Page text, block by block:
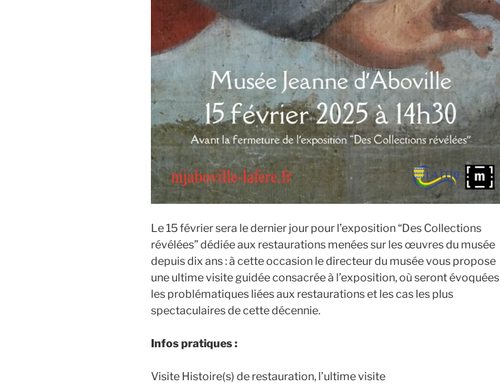
Le 15 février sera le dernier jour pour l’exposition “Des Collections
révélées” dédiée aux restaurations menées sur les œuvres du musée
depuis dix ans : à cette occasion le directeur du musée vous propose
une ultime visite guidée consacrée à l’exposition, où seront évoquées
les problématiques liées aux restaurations et les cas les plus
spectaculaires de cette décennie.
Infos pratiques :
Visite Histoire(s) de restauration, l’ultime visite